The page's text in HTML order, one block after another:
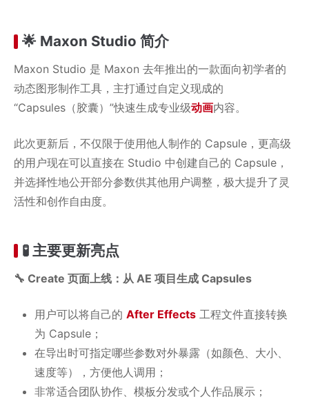
🌟 Maxon Studio 简介
Maxon Studio 是 Maxon 去年推出的一款面向初学者的
动态图形制作工具，主打通过自定义现成的
“Capsules（胶囊）”快速生成专业级动画内容。
此次更新后，不仅限于使用他人制作的 Capsule，更高级
的用户现在可以直接在 Studio 中创建自己的 Capsule，
并选择性地公开部分参数供其他用户调整，极大提升了灵
活性和创作自由度。
🧪 主要更新亮点
🔧 Create 页面上线：从 AE 项目生成 Capsules
用户可以将自己的 After Effects 工程文件直接转换
为 Capsule；
在导出时可指定哪些参数对外暴露（如颜色、大小、
速度等），方便他人调用；
非常适合团队协作、模板分发或个人作品展示；